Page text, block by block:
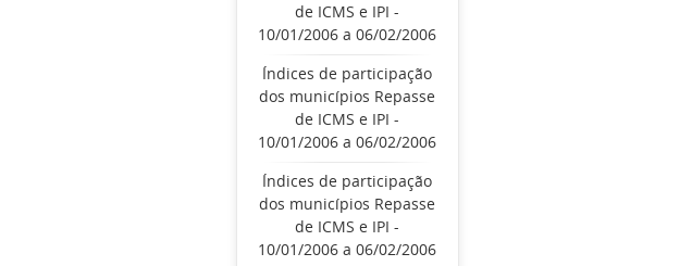
de ICMS e IPI -
10/01/2006 a 06/02/2006
Índices de participação
dos municípios Repasse
de ICMS e IPI -
10/01/2006 a 06/02/2006
Índices de participação
dos municípios Repasse
de ICMS e IPI -
10/01/2006 a 06/02/2006